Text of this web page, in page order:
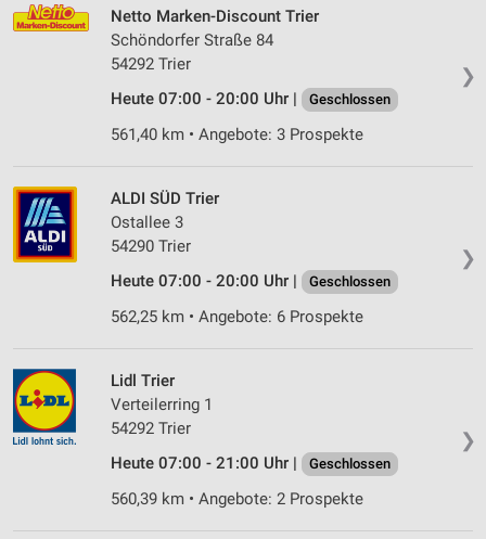
❯
Netto Marken-Discount Trier
Schöndorfer Straße 84
54292 Trier
Heute 07:00 - 20:00 Uhr |
Geschlossen
561,40 km • Angebote: 3 Prospekte
❯
ALDI SÜD Trier
Ostallee 3
54290 Trier
Heute 07:00 - 20:00 Uhr |
Geschlossen
562,25 km • Angebote: 6 Prospekte
❯
Lidl Trier
Verteilerring 1
54292 Trier
Heute 07:00 - 21:00 Uhr |
Geschlossen
560,39 km • Angebote: 2 Prospekte